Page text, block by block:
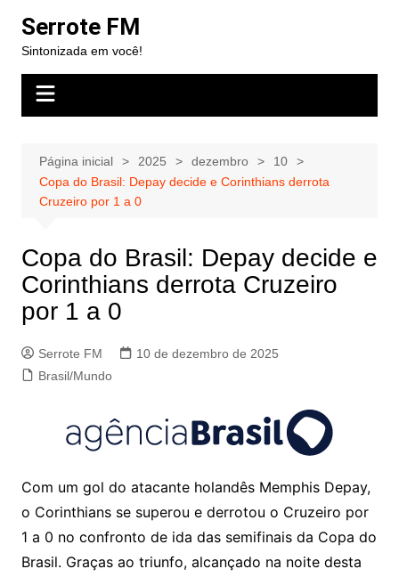
para
conteúdo
Serrote FM
Sintonizada em você!
Página inicial 2025 dezembro
10
Copa do Brasil: Depay decide e Corinthians derrota
Cruzeiro por 1 a 0
Copa do Brasil: Depay decide e
Corinthians derrota Cruzeiro
por 1 a 0
Serrote FM
10 de dezembro de 2025
Brasil/Mundo
Com um gol do atacante holandês Memphis Depay,
o Corinthians se superou e derrotou o Cruzeiro por
1 a 0 no confronto de ida das semifinais da Copa do
Brasil. Graças ao triunfo, alcançado na noite desta